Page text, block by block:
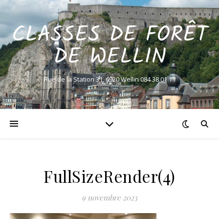
CLASSES DE FORÊT
DE WELLIN
Rue de la Station 31, 6920 Wellin 084 38 01 11
FullSizeRender(4)
9 novembre 2023